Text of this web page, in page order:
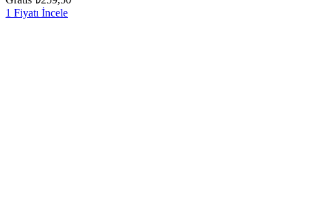
1 Fiyatı İncele